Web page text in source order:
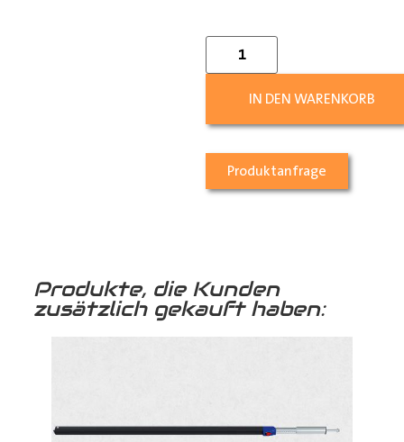
IN DEN WARENKORB
Produktanfrage
Produkte, die Kunden
zusätzlich gekauft haben: